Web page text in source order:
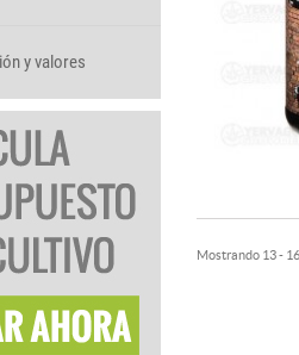
y valores
Mostrando 13 -